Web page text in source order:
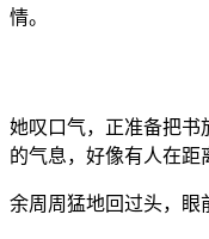
情。
她叹口气，正准备把书
的气息，好像有人在距
余周周猛地回过头，眼